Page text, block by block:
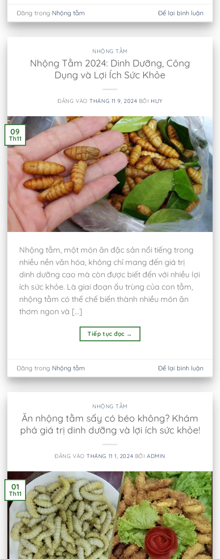
Đăng trong Nhộng tằm Để lại bình luận
NHỘNG TẰM
Nhộng Tằm 2024: Dinh Dưỡng, Công
Dụng và Lợi Ích Sức Khỏe
ĐĂNG VÀOTHÁNG 11 9, 2024 BỞI HUY
09
Th11
Nhộng tằm, một món ăn đặc sản nổi tiếng trong
nhiều nền văn hóa, không chỉ mang đến giá trị
dinh dưỡng cao mà còn được biết đến với nhiều lợi
ích sức khỏe. Là giai đoạn ấu trùng của con tằm,
nhộng tằm có thể chế biến thành nhiều món ăn
thơm ngon và […]
Tiếp tục đọc →
Đăng trong Nhộng tằm Để lại bình luận
NHỘNG TẰM
Ăn nhộng tằm sấy có béo không? Khám
phá giá trị dinh dưỡng và lợi ích sức khỏe!
ĐĂNG VÀOTHÁNG 11 1, 2024 BỞI ADMIN
01
Th11